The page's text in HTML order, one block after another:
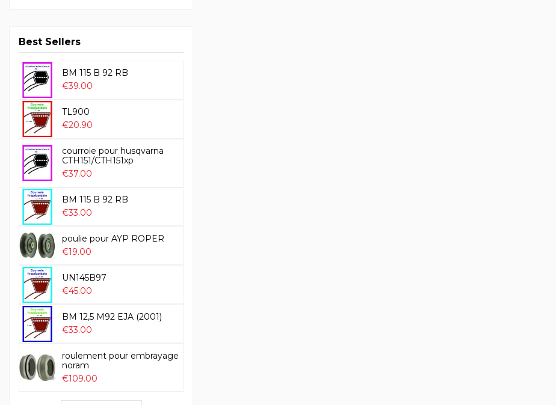
Best Sellers
BM 115 B 92 RB
€39.00
TL900
€20.90
courroie pour husqvarna
CTH151/CTH151xp
€37.00
BM 115 B 92 RB
€33.00
poulie pour AYP ROPER
€19.00
UN145B97
€45.00
BM 12,5 M92 EJA (2001)
€33.00
roulement pour embrayage
noram
€109.00